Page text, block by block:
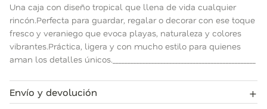
Una caja con diseño tropical que llena de vida cualquier
rincón.Perfecta para guardar, regalar o decorar con ese toque
fresco y veraniego que evoca playas, naturaleza y colores
vibrantes.Práctica, ligera y con mucho estilo para quienes
aman los detalles únicos.________________________________________________
Envío y devolución +